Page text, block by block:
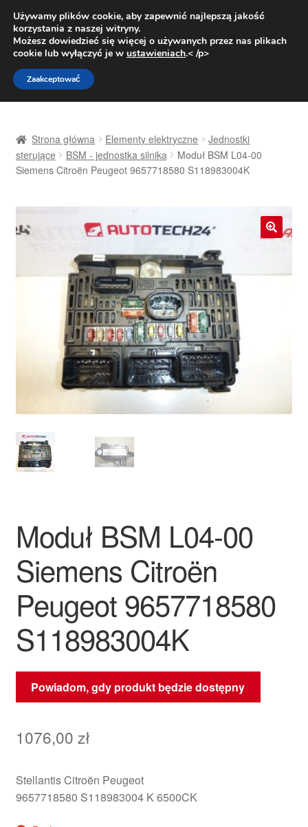
DOSTAWA od 31 zł
Pn.-pt. 9:00-16:00800 003 167
Przejdź
do
nawigacji
Przejdź
do
treści
Dostawa
Kontakt
Polityka prywatności
Skarga
Zasady i warunki
Strona główna Elementy elektryczne
Jednostki
sterujące
BSM - jednostka silnika
Moduł BSM L04-00
Siemens Citroën Peugeot 9657718580 S118983004K
Moduł BSM L04-00
Siemens Citroën
Peugeot 9657718580
S118983004K
Powiadom, gdy produkt będzie dostępny
1076,00 zł
Stellantis Citroën Peugeot
9657718580 S118983004 K 6500CK
Używamy plików cookie, aby zapewnić najlepszą jakość
korzystania z naszej witryny.
Możesz dowiedzieć się więcej o używanych przez nas plikach
cookie lub wyłączyć je w ustawieniach.< /p>
Zaakceptować